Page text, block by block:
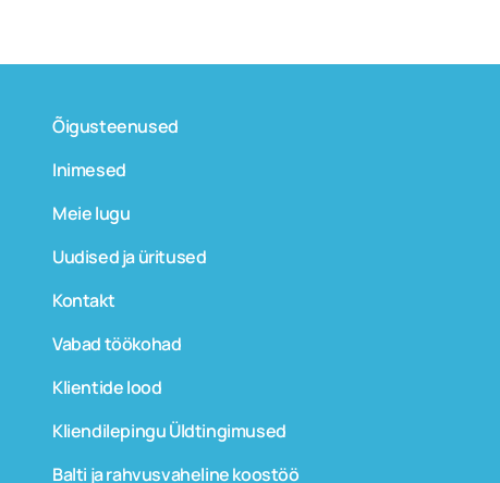
Õigusteenused
Inimesed
Meie lugu
Uudised ja üritused
Kontakt
Vabad töökohad
Klientide lood
Kliendilepingu Üldtingimused
Balti ja rahvusvaheline koostöö